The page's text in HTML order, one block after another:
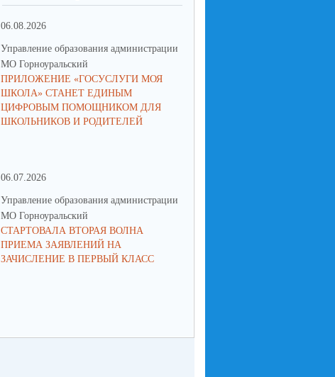
06.08.2026
Управление образования администрации
МО Горноуральский
ПРИЛОЖЕНИЕ «ГОСУСЛУГИ МОЯ
ШКОЛА» СТАНЕТ ЕДИНЫМ
ЦИФРОВЫМ ПОМОЩНИКОМ ДЛЯ
ШКОЛЬНИКОВ И РОДИТЕЛЕЙ
06.07.2026
Управление образования администрации
МО Горноуральский
СТАРТОВАЛА ВТОРАЯ ВОЛНА
ПРИЕМА ЗАЯВЛЕНИЙ НА
ЗАЧИСЛЕНИЕ В ПЕРВЫЙ КЛАСС